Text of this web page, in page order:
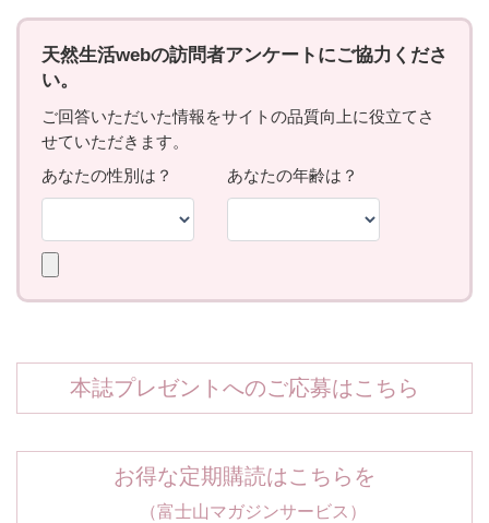
本誌プレゼントへのご応募はこちら
お得な定期購読はこちらを
（富士山マガジンサービス）